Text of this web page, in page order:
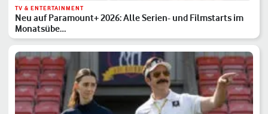
TV & ENTERTAINMENT
Neu auf Paramount+ 2026: Alle Serien- und Filmstarts im
Monatsübe…